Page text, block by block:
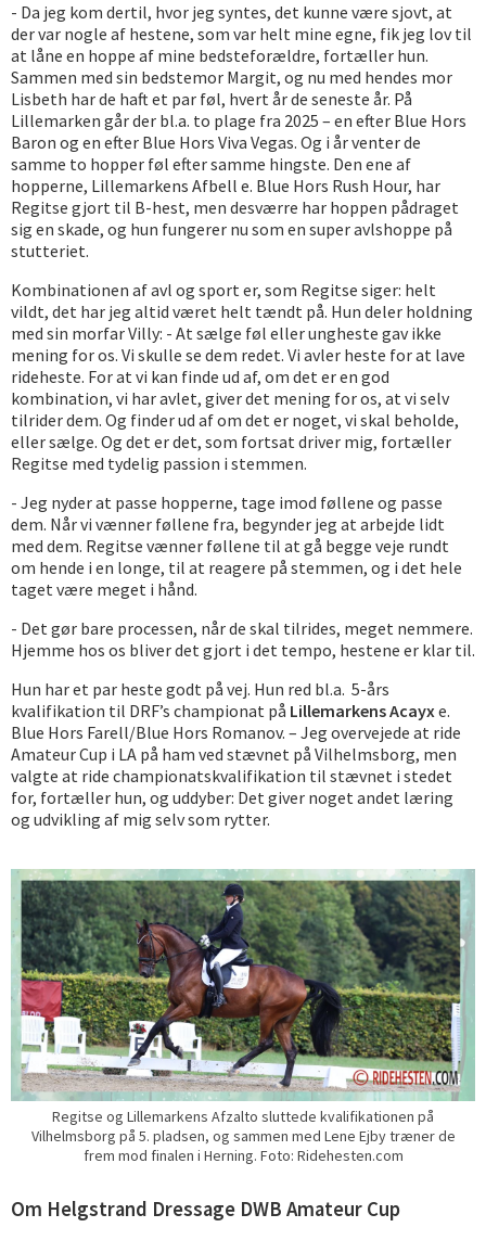
- Da jeg kom dertil, hvor jeg syntes, det kunne være sjovt, at
der var nogle af hestene, som var helt mine egne, fik jeg lov til
at låne en hoppe af mine bedsteforældre, fortæller hun.
Sammen med sin bedstemor Margit, og nu med hendes mor
Lisbeth har de haft et par føl, hvert år de seneste år. På
Lillemarken går der bl.a. to plage fra 2025 – en efter Blue Hors
Baron og en efter Blue Hors Viva Vegas. Og i år venter de
samme to hopper føl efter samme hingste. Den ene af
hopperne, Lillemarkens Afbell e. Blue Hors Rush Hour, har
Regitse gjort til B-hest, men desværre har hoppen pådraget
sig en skade, og hun fungerer nu som en super avlshoppe på
stutteriet.
Kombinationen af avl og sport er, som Regitse siger: helt
vildt, det har jeg altid været helt tændt på. Hun deler holdning
med sin morfar Villy: - At sælge føl eller ungheste gav ikke
mening for os. Vi skulle se dem redet. Vi avler heste for at lave
rideheste. For at vi kan finde ud af, om det er en god
kombination, vi har avlet, giver det mening for os, at vi selv
tilrider dem. Og finder ud af om det er noget, vi skal beholde,
eller sælge. Og det er det, som fortsat driver mig, fortæller
Regitse med tydelig passion i stemmen.
- Jeg nyder at passe hopperne, tage imod føllene og passe
dem. Når vi vænner føllene fra, begynder jeg at arbejde lidt
med dem. Regitse vænner føllene til at gå begge veje rundt
om hende i en longe, til at reagere på stemmen, og i det hele
taget være meget i hånd.
- Det gør bare processen, når de skal tilrides, meget nemmere.
Hjemme hos os bliver det gjort i det tempo, hestene er klar til.
Hun har et par heste godt på vej. Hun red bl.a. 5-års
kvalifikation til DRF’s championat på Lillemarkens Acayxe.
Blue Hors Farell/Blue Hors Romanov. – Jeg overvejede at ride
Amateur Cup i LA på ham ved stævnet på Vilhelmsborg, men
valgte at ride championatskvalifikation til stævnet i stedet
for, fortæller hun, og uddyber: Det giver noget andet læring
og udvikling af mig selv som rytter.
Regitse og Lillemarkens Afzalto sluttede kvalifikationen på
Vilhelmsborg på 5. pladsen, og sammen med Lene Ejby træner de
frem mod finalen i Herning. Foto: Ridehesten.com
Om Helgstrand Dressage DWB Amateur Cup